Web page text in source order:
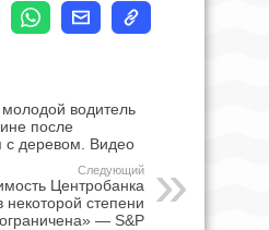
водитель
после
с деревом. Видео
Следующий
Центробанка
некоторой степени
ограничена» — S&P